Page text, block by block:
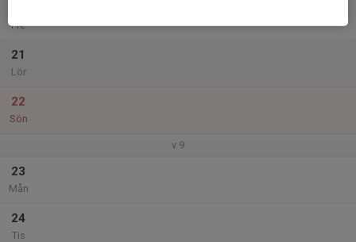
Fre
21
Lör
22
Sön
v.9
23
Mån
24
Tis